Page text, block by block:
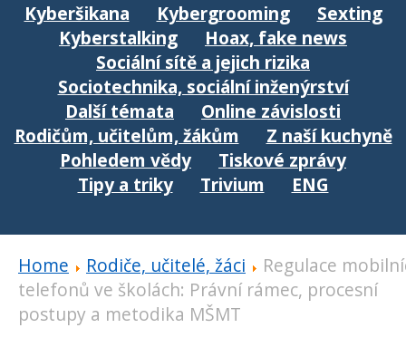
Kyberšikana Kybergrooming
Sexting
Kyberstalking
Hoax, fake news
Sociální sítě a jejich rizika
Sociotechnika, sociální inženýrství
Další témata
Online závislosti
Rodičům, učitelům, žákům
Z naší kuchyně
Pohledem vědy
Tiskové zprávy
Tipy a triky
Trivium ENG
Home Rodiče, učitelé, žáci
Regulace
telefonů ve školách: Právní rámec, procesní
postupy a metodika MŠMT